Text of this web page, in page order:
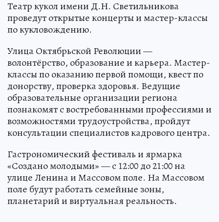
Театр кукол имени Д.Н. Светильникова
проведут открытые концерты и мастер-классы
по кукловождению.
Улица Октябрьской Революции —
волонтёрство, образование и карьера. Мастер-
классы по оказанию первой помощи, квест по
донорству, проверка здоровья. Ведущие
образовательные организации региона
познакомят с востребованными профессиями и
возможностями трудоустройства, пройдут
консультации специалистов кадрового центра.
Гастрономический фестиваль и ярмарка
«Создано молодыми» — с 12:00 до 21:00 на
улице Ленина и Массовом поле. На Массовом
поле будут работать семейные зоны,
планетарий и виртуальная реальность.